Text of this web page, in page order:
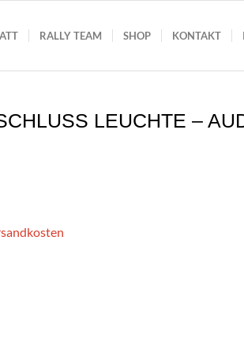
RALLY TEAM SHOP KONTAKT
LEUCHTE –